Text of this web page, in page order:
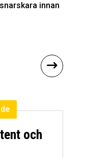
innan
och